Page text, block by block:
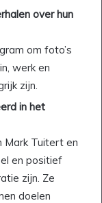
over hun
om foto’s
werk en
zijn.
in het
Mark Tuitert en
en positief
zijn. Ze
doelen